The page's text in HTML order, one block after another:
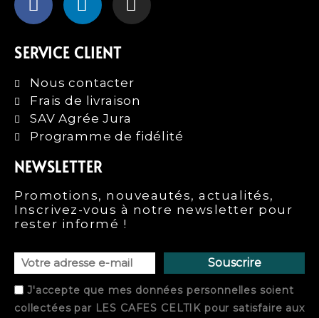
SERVICE CLIENT
Nous contacter
Frais de livraison
SAV Agrée Jura
Programme de fidélité
NEWSLETTER
Promotions, nouveautés, actualités,
Inscrivez-vous à notre newsletter pour
rester informé !
Souscrire
J'accepte que mes données personnelles soient
collectées par LES CAFES CELTIK pour satisfaire aux